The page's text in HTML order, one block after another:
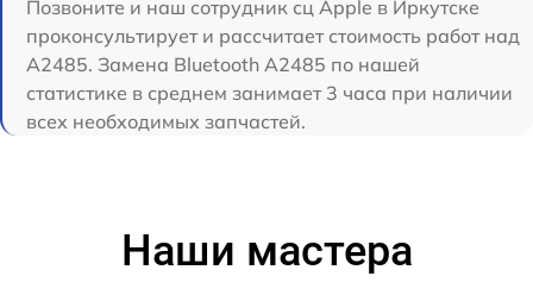
Позвоните и наш сотрудник сц Apple в Иркутске
проконсультирует и рассчитает стоимость работ над
A2485. Замена Bluetooth A2485 по нашей
статистике в среднем занимает 3 часа при наличии
всех необходимых запчастей.
Наши мастера